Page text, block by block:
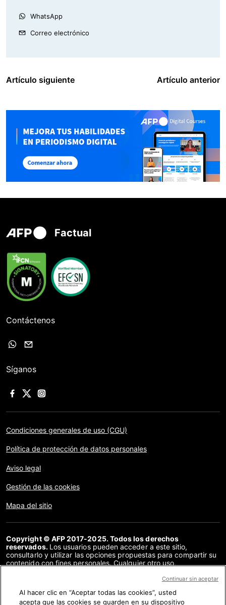
WhatsApp
Correo electrónico
Artículo siguiente Artículo anterior
Factual
Contáctenos
Síganos
Condiciones generales de uso (CGU)
Política de protección de datos personales
Aviso legal
Gestión de las cookies
Mapa del sitio
Copyright © AFP 2017-2025. Todos los derechos
reservados. Los usuarios pueden acceder a este sitio,
consultarlo y utilizar las opciones propuestas para compartir su
contenido con fines personales. Cualquier otro uso,
distribución del contenido de este sitio, en su totalidad o en
acuerdo específico firmado con la AFP, está estrictamente
prohibido. Los elementos analizados en cada verificación se
Al hacer clic en “Aceptar todas las cookies”, usted
acepta que las cookies se guarden en su dispositivo
Continuar sin aceptar